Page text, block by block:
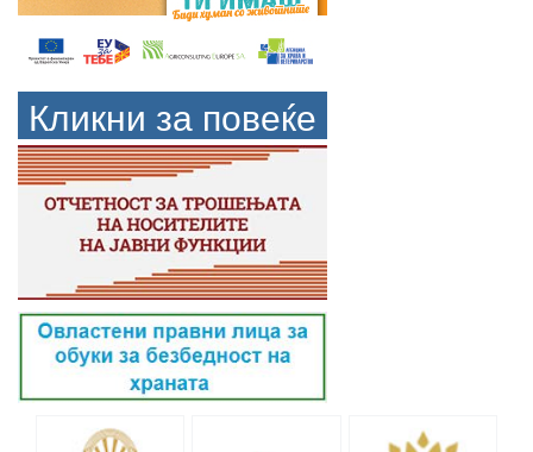
Кликни за повеќе